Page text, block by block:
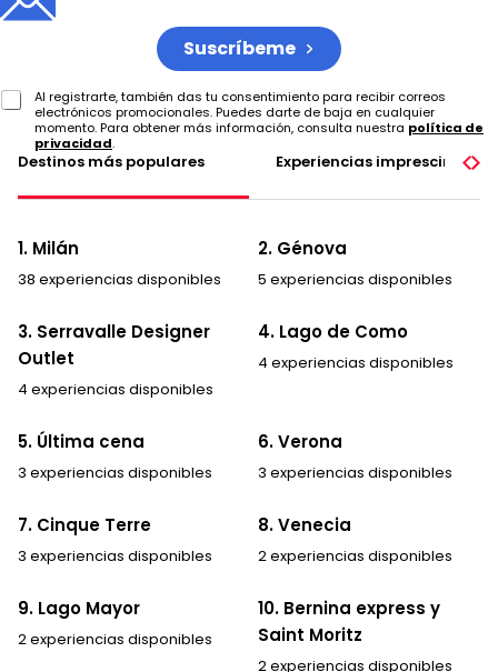
Al registrarte, también das tu consentimiento para recibir correos
electrónicos promocionales. Puedes darte de baja en cualquier
momento. Para obtener más información, consulta nuestra política de
privacidad.
Suscríbeme
Destinos más populares Experiencias imprescindibles
1. Milán
38 experiencias disponibles
2. Génova
5 experiencias disponibles
3. Serravalle Designer
Outlet
4 experiencias disponibles
4. Lago de Como
4 experiencias disponibles
5. Última cena
3 experiencias disponibles
6. Verona
3 experiencias disponibles
7. Cinque Terre
3 experiencias disponibles
8. Venecia
2 experiencias disponibles
9. Lago Mayor
2 experiencias disponibles
10. Bernina express y
Saint Moritz
2 experiencias disponibles